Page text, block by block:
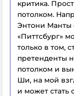
критика.
потолком.
Энтони Манты
«Питтсбург»
только в том,
претенденты
потолком и
Ши, на мой
и может стать